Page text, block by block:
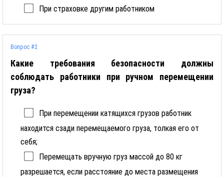
При страховке другим работником
Вопрос #2
Какие требования безопасности должны
соблюдать работники при ручном перемещении
груза?
При перемещении катящихся грузов работник
находится сзади перемещаемого груза, толкая его от
себя;
Перемещать вручную груз массой до 80 кг
разрешается, если расстояние до места размещения